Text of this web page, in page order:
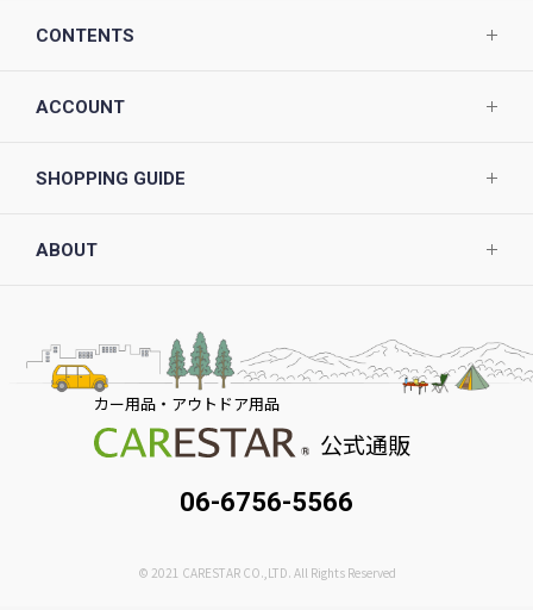
CONTENTS
ACCOUNT
SHOPPING GUIDE
ABOUT
カー用品・アウトドア用品
公式通販
06-6756-5566
© 2021 CARESTAR CO.,LTD. All Rights Reserved